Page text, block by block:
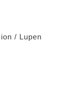
/ Lupen